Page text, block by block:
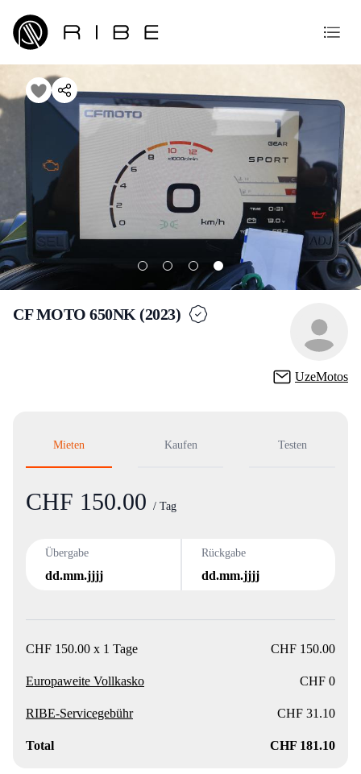
CF MOTO 650NK (2023)
UzeMotos
Mieten Kaufen Testen
Product information
CHF 150.00 / Tag
Übergabe
dd.mm.jjjj
Rückgabe
dd.mm.jjjj
CHF 150.00 x 1 Tage CHF 150.00
Europaweite Vollkasko CHF 0
RIBE-Servicegebühr CHF 31.10
Total CHF 181.10